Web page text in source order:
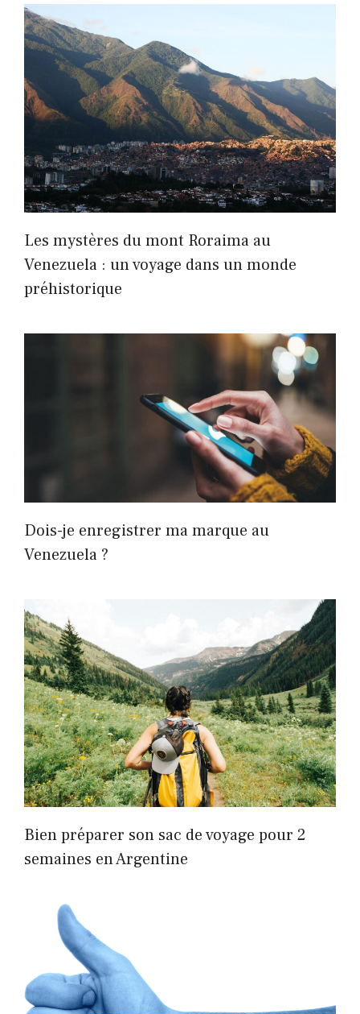
Les mystères du mont Roraima au
Venezuela : un voyage dans un monde
préhistorique
Dois-je enregistrer ma marque au
Venezuela ?
Bien préparer son sac de voyage pour 2
semaines en Argentine